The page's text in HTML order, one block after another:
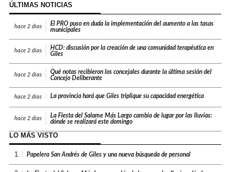
ÚLTIMAS NOTICIAS
hace 2 días
El PRO puso en duda la implementación del aumento a las tasas
municipales
hace 2 días
HCD: discusión por la creación de una comunidad terapéutica en
Giles
hace 2 días
Qué notas recibieron los concejales durante la última sesión del
Concejo Deliberante
hace 2 días La provincia hará que Giles triplique su capacidad energética
hace 2 días
La Fiesta del Salame Más Largo cambia de lugar por las lluvias:
dónde se realizará este domingo
LO MÁS VISTO
1. Papelera San Andrés de Giles y una nueva búsqueda de personal